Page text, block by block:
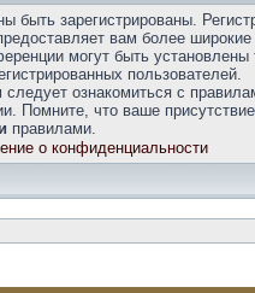
зарегистрированы.
вам более широкие
могут быть установлены
пользователей.
ознакомиться с
Помните, что ваше
правилами.
о конфиденциальности